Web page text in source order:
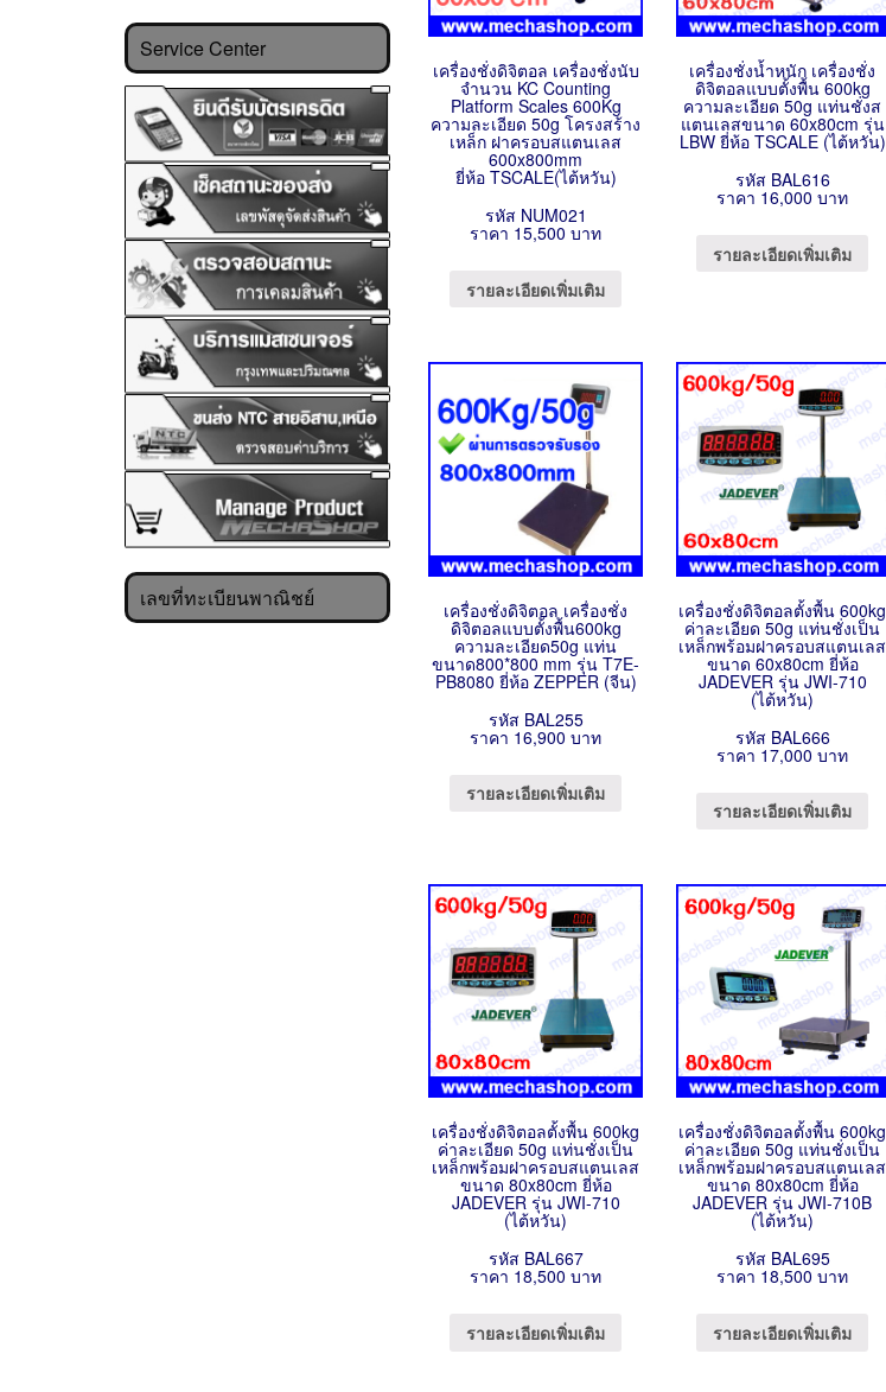
Service Center
เลขที่ทะเบียนพาณิชย์
เครื่องชั่งดิจิตอล เครื่องชั่งนับ
จำนวน KC Counting
Platform Scales 600Kg
ความละเอียด 50g โครงสร้าง
เหล็ก ฝาครอบสแตนเลส
600x800mm
ยี่ห้อ TSCALE(ไต้หวัน)
รหัส NUM021
ราคา 15,500 บาท
รายละเอียดเพิ่มเติม
เครื่องชั่งน้ำหนัก เครื่องชั่ง
ดิจิตอลแบบตั้งพื้น 600kg
ความละเอียด 50g แท่นชั่งส
แตนเลสขนาด 60x80cm รุ่น
LBW ยี่ห้อ TSCALE (ไต้หวัน)
รหัส BAL616
ราคา 16,000 บาท
รายละเอียดเพิ่มเติม
เครื่องชั่งดิจิตอล เครื่องชั่ง
ดิจิตอลแบบตั้งพื้น600kg
ความละเอียด50g แท่น
ขนาด800*800 mm รุ่น T7E-
PB8080 ยี่ห้อ ZEPPER (จีน)
รหัส BAL255
ราคา 16,900 บาท
รายละเอียดเพิ่มเติม
เครื่องชั่งดิจิตอลตั้งพื้น 600kg
ค่าละเอียด 50g แท่นชั่งเป็น
เหล็กพร้อมฝาครอบสแตนเลส
ขนาด 60x80cm ยี่ห้อ
JADEVER รุ่น JWI-710
(ไต้หวัน)
รหัส BAL666
ราคา 17,000 บาท
รายละเอียดเพิ่มเติม
เครื่องชั่งดิจิตอลตั้งพื้น 600kg
ค่าละเอียด 50g แท่นชั่งเป็น
เหล็กพร้อมฝาครอบสแตนเลส
ขนาด 80x80cm ยี่ห้อ
JADEVER รุ่น JWI-710
(ไต้หวัน)
รหัส BAL667
ราคา 18,500 บาท
รายละเอียดเพิ่มเติม
เครื่องชั่งดิจิตอลตั้งพื้น 600kg
ค่าละเอียด 50g แท่นชั่งเป็น
เหล็กพร้อมฝาครอบสแตนเลส
ขนาด 80x80cm ยี่ห้อ
JADEVER รุ่น JWI-710B
(ไต้หวัน)
รหัส BAL695
ราคา 18,500 บาท
รายละเอียดเพิ่มเติม